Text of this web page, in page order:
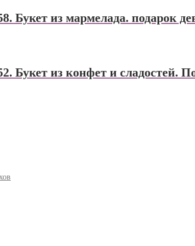
Букет из мармелада. подарок
Букет из конфет и сладостей.